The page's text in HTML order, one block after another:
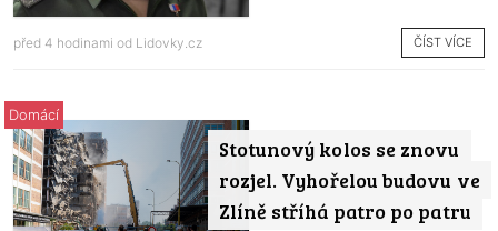
před 4 hodinami od Lidovky.cz ČÍST VÍCE
Stotunový kolos se znovu
rozjel. Vyhořelou budovu ve
Zlíně stříhá patro po patru
Domácí